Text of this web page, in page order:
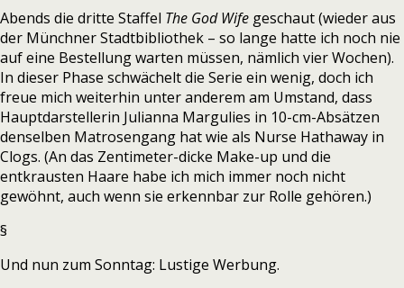
Abends die dritte Staffel The God Wife geschaut (wieder aus
der Münchner Stadtbibliothek – so lange hatte ich noch nie
auf eine Bestellung warten müssen, nämlich vier Wochen).
In dieser Phase schwächelt die Serie ein wenig, doch ich
freue mich weiterhin unter anderem am Umstand, dass
Hauptdarstellerin Julianna Margulies in 10-cm-Absätzen
denselben Matrosengang hat wie als Nurse Hathaway in
Clogs. (An das Zentimeter-dicke Make-up und die
entkrausten Haare habe ich mich immer noch nicht
gewöhnt, auch wenn sie erkennbar zur Rolle gehören.)
§
Und nun zum Sonntag: Lustige Werbung.